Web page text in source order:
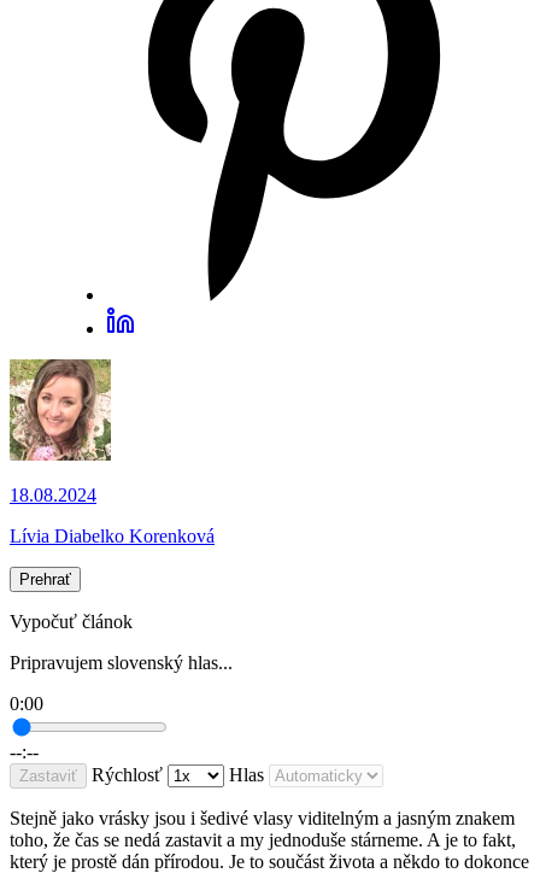
18.08.2024
Lívia Diabelko Korenková
Prehrať
Vypočuť článok
Pripravujem slovenský hlas...
0:00
--:--
Zastaviť Rýchlosť Hlas
Stejně jako vrásky jsou i šedivé vlasy viditelným a jasným znakem
toho, že čas se nedá zastavit a my jednoduše stárneme. A je to fakt,
který je prostě dán přírodou. Je to součást života a někdo to dokonce